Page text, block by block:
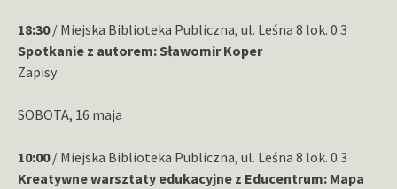
18:30/ Miejska Biblioteka Publiczna, ul. Leśna 8 lok. 0.3
Spotkanie z autorem: Sławomir Koper
Zapisy
SOBOTA, 16 maja
10:00/ Miejska Biblioteka Publiczna, ul. Leśna 8 lok. 0.3
Kreatywne warsztaty edukacyjne z Educentrum: Mapa